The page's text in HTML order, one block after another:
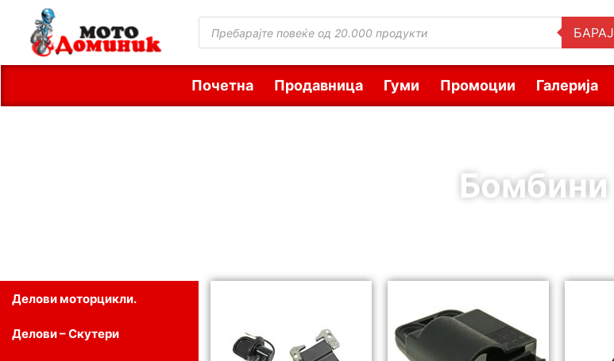
БАРАЈ
Почетна Продавница Гуми Промоции Галерија
Бомбини
Делови моторцикли.
Делови – Скутери